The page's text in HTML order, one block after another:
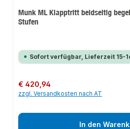
Munk ML Klapptritt beidseitig
Stufen
Sofort verfügbar, Lieferzeit 15-
Regulärer Preis:
€ 420,94
zzgl. Versandkosten nach AT
In den